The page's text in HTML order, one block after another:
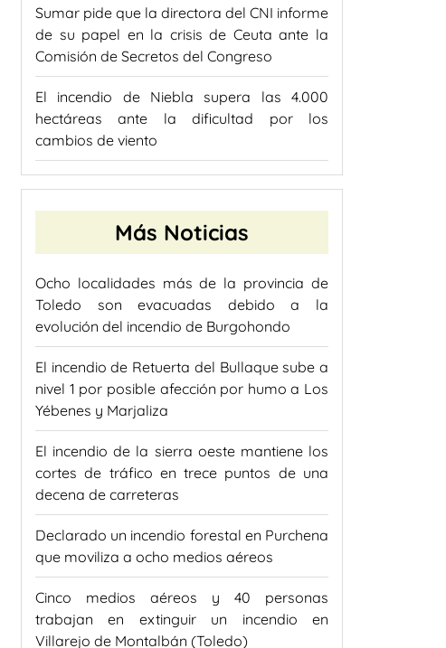
Sumar pide que la directora del CNI informe
de su papel en la crisis de Ceuta ante la
Comisión de Secretos del Congreso
El incendio de Niebla supera las 4.000
hectáreas ante la dificultad por los
cambios de viento
Más Noticias
Ocho localidades más de la provincia de
Toledo son evacuadas debido a la
evolución del incendio de Burgohondo
El incendio de Retuerta del Bullaque sube a
nivel 1 por posible afección por humo a Los
Yébenes y Marjaliza
El incendio de la sierra oeste mantiene los
cortes de tráfico en trece puntos de una
decena de carreteras
Declarado un incendio forestal en Purchena
que moviliza a ocho medios aéreos
Cinco medios aéreos y 40 personas
trabajan en extinguir un incendio en
Villarejo de Montalbán (Toledo)